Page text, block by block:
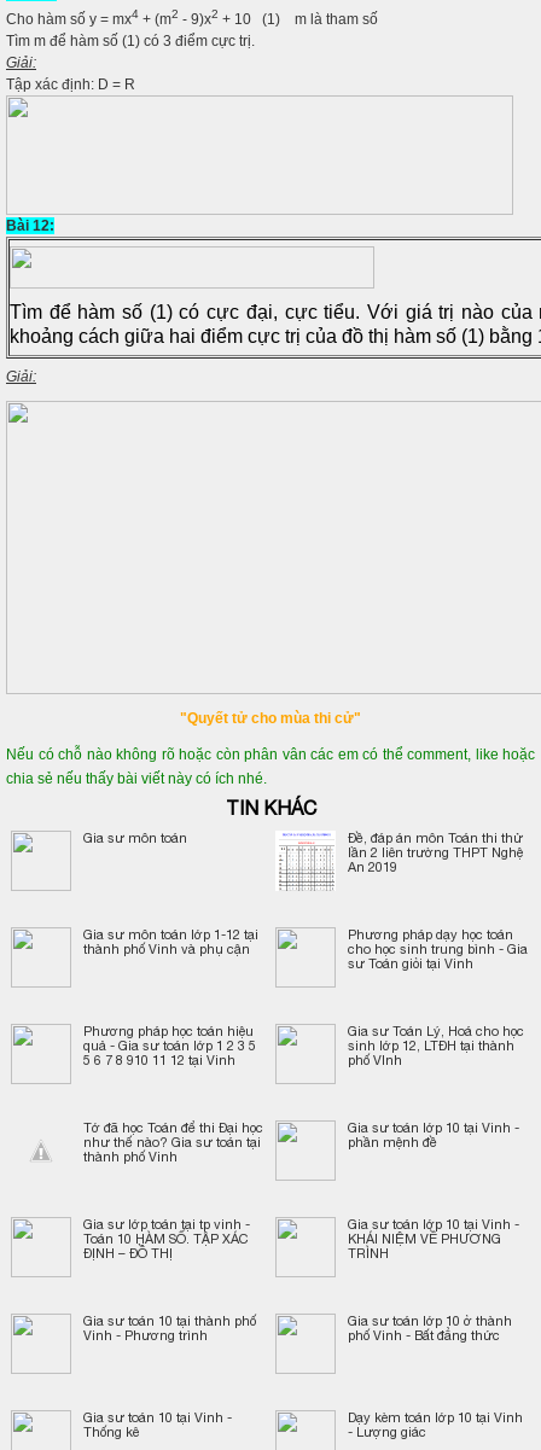
Cho hàm số y = mx4 + (m2 - 9)x2 + 10 (1) m là tham số
Tìm m để hàm số (1) có 3 điểm cực trị.
Giải:
Tập xác định: D = R
Bài 12:
Tìm để hàm số (1) có cực đại, cực tiểu. Với giá trị nào của
khoảng cách giữa hai điểm cực trị của đồ thị hàm số (1) bằng
Giải:
"Quyết tử cho mùa thi cử"
Nếu có chỗ nào không rõ hoặc còn phân vân các em có thể comment, like hoặc
chia sẻ nếu thấy bài viết này có ích nhé.
TIN KHÁC
Gia sư môn toán
Đề, đáp án môn Toán thi thử
lần 2 liên trường THPT Nghệ
An 2019
Gia sư môn toán lớp 1-12 tại
thành phố Vinh và phụ cận
Phương pháp dạy học toán
cho học sinh trung bình - Gia
sư Toán giỏi tại Vinh
Phương pháp học toán hiệu
quả - Gia sư toán lớp 1 2 3 5
5 6 7 8 910 11 12 tại Vinh
Gia sư Toán Lý, Hoá cho học
sinh lớp 12, LTĐH tại thành
phố VInh
Tớ đã học Toán để thi Đại học
như thế nào? Gia sư toán tại
thành phố Vinh
Gia sư toán lớp 10 tại Vinh -
phần mệnh đề
Gia sư lớp toán tại tp vinh -
Toán 10 HÀM SỐ. TẬP XÁC
ĐỊNH – ĐỒ THỊ
Gia sư toán lớp 10 tại Vinh -
KHÁI NIỆM VỀ PHƯƠNG
TRÌNH
Gia sư toán 10 tại thành phố
Vinh - Phương trình
Gia sư toán lớp 10 ở thành
phố Vinh - Bất đẳng thức
Gia sư toán 10 tại Vinh -
Thống kê
Dạy kèm toán lớp 10 tại Vinh
- Lượng giác